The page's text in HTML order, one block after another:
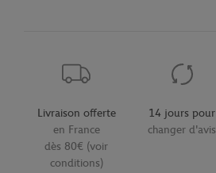
Livraison offerte
en France
dès 80€ (voir
conditions)
14 jours pour
changer d'avis